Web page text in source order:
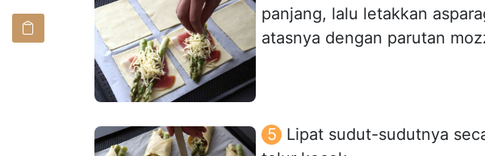
panjang, lalu letakkan
atasnya dengan parutan
Lipat sudut-sudutnya